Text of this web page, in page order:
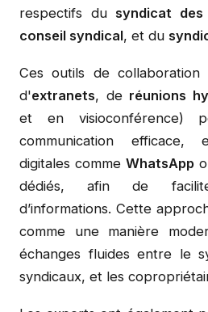
respectifs du syndicat
conseil syndical, et du
Ces outils de collaboration
d'extranets, de réunions
et en visioconférence)
communication
digitales comme WhatsApp
dédiés, afin de
d’informations. Cette
comme une manière
échanges fluides entre le
syndicaux, et les